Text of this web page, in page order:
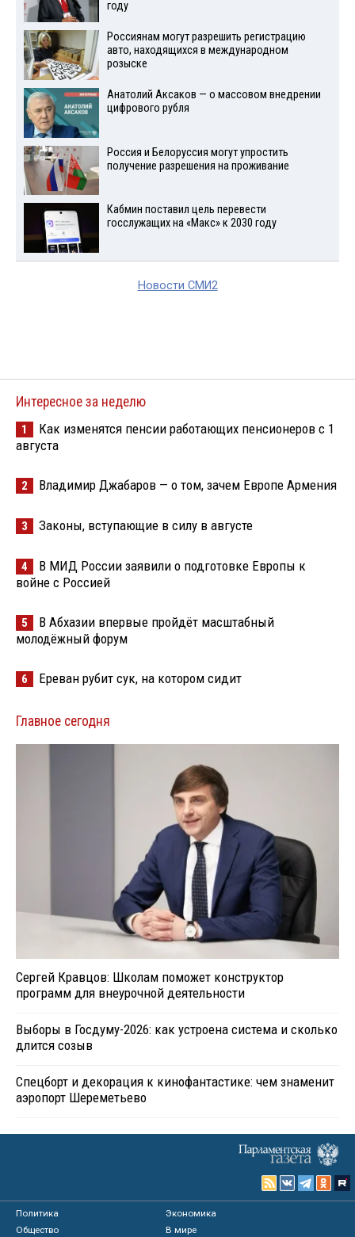
году
Россиянам могут разрешить регистрацию
авто, находящихся в международном
розыске
Анатолий Аксаков — о массовом внедрении
цифрового рубля
Россия и Белоруссия могут упростить
получение разрешения на проживание
Кабмин поставил цель перевести
госслужащих на «Макс» к 2030 году
Новости СМИ2
Интересное за неделю
1
Как изменятся пенсии работающих пенсионеров с 1
августа
2 Владимир Джабаров — о том, зачем Европе Армения
3 Законы, вступающие в силу в августе
4
В МИД России заявили о подготовке Европы к
войне с Россией
5
В Абхазии впервые пройдёт масштабный
молодёжный форум
6 Ереван рубит сук, на котором сидит
Главное сегодня
Сергей Кравцов: Школам поможет конструктор
программ для внеурочной деятельности
Выборы в Госдуму-2026: как устроена система и сколько
длится созыв
Спецборт и декорация к кинофантастике: чем знаменит
аэропорт Шереметьево
Политика
Экономика
Общество
В мире